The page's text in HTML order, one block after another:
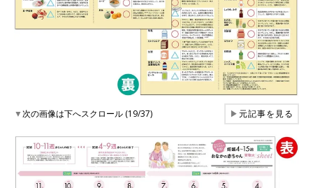
▼次の画像は下へスクロール (19/37) ▶元記事を見る